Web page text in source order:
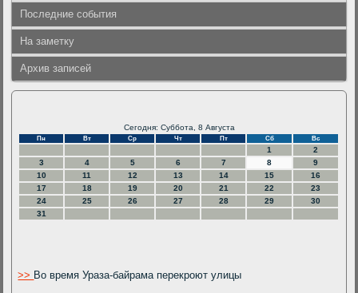
Последние события
На заметку
Архив записей
Сегодня: Суббота, 8 Августа
Пн Вт Ср Чт Пт Сб Вс
1
2
3
4 5 6 7 8
9
10
11 12 13 14 15
16
17
18 19 20 21 22
23
24
25 26 27 28 29
30
31
>> Во время Ураза-байрама перекроют улицы